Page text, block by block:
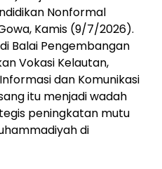
Nonformal
Kamis (9/7/2026).
Balai Pengembangan
Vokasi Kelautan,
dan Komunikasi
itu menjadi wadah
peningkatan mutu
di